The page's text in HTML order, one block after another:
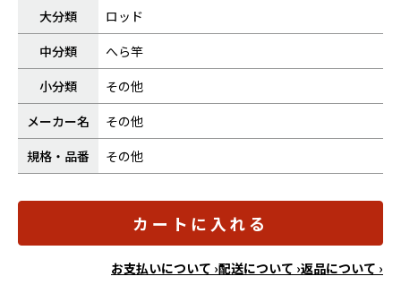
大分類
ロッド
中分類
へら竿
小分類
その他
メーカー名
その他
規格・品番
その他
カートに入れる
お支払いについて ›配送について ›返品について ›